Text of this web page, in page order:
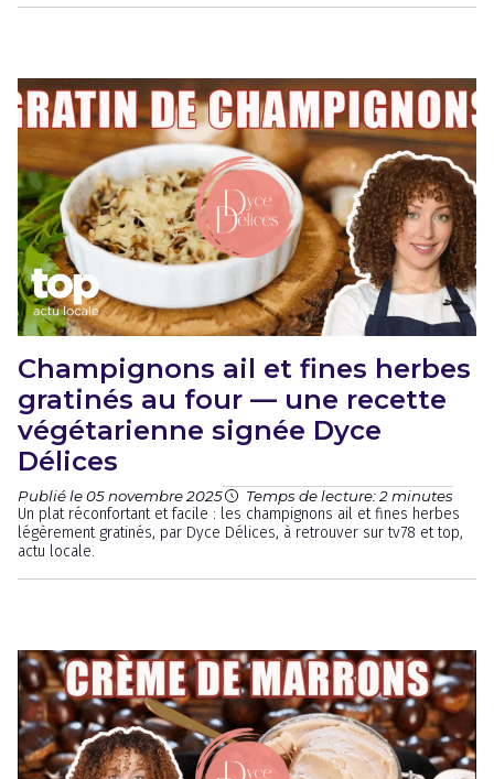
Champignons ail et fines herbes
gratinés au four — une recette
végétarienne signée Dyce
Délices
Publié le 05 novembre 2025 Temps de lecture: 2 minutes
Un plat réconfortant et facile : les champignons ail et fines herbes
légèrement gratinés, par Dyce Délices, à retrouver sur tv78 et top,
actu locale.